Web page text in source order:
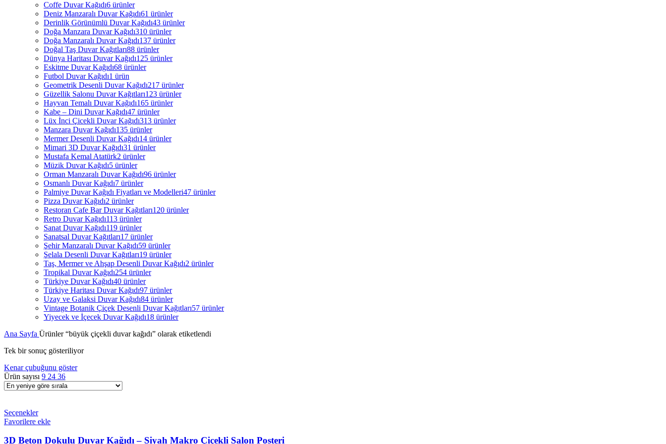
Coffe Duvar Kağıdı6 ürünler
Deniz Manzaralı Duvar Kağıdı61 ürünler
Derinlik Görünümlü Duvar Kağıdı43 ürünler
Doğa Manzara Duvar Kağıdı310 ürünler
Doğa Manzaralı Duvar Kağıdı137 ürünler
Doğal Taş Duvar Kağıtları88 ürünler
Dünya Haritası Duvar Kağıdı125 ürünler
Eskitme Duvar Kağıdı68 ürünler
Futbol Duvar Kağıdı1 ürün
Geometrik Desenli Duvar Kağıdı217 ürünler
Güzellik Salonu Duvar Kağıtları123 ürünler
Hayvan Temalı Duvar Kağıdı165 ürünler
Kabe – Dini Duvar Kağıdı47 ürünler
Lüx İnci Çicekli Duvar Kağıdı313 ürünler
Manzara Duvar Kağıdı135 ürünler
Mermer Desenli Duvar Kağıdı14 ürünler
Mimari 3D Duvar Kağıdı31 ürünler
Mustafa Kemal Atatürk2 ürünler
Müzik Duvar Kağıdı5 ürünler
Orman Manzaralı Duvar Kağıdı96 ürünler
Osmanlı Duvar Kağıdı7 ürünler
Palmiye Duvar Kağıdı Fiyatları ve Modelleri47 ürünler
Pizza Duvar Kağıdı2 ürünler
Restoran Cafe Bar Duvar Kağıtları120 ürünler
Retro Duvar Kağıdı113 ürünler
Sanat Duvar Kağıdı119 ürünler
Sanatsal Duvar Kağıtları17 ürünler
Şehir Manzaralı Duvar Kağıdı59 ürünler
Şelala Desenli Duvar Kağıtları19 ürünler
Taş, Mermer ve Ahşap Desenli Duvar Kağıdı2 ürünler
Tropikal Duvar Kağıdı254 ürünler
Türkiye Duvar Kağıdı40 ürünler
Türkiye Haritası Duvar Kağıdı97 ürünler
Uzay ve Galaksi Duvar Kağıdı84 ürünler
Vintage Botanik Çiçek Desenli Duvar Kağıtları57 ürünler
Yiyecek ve İçecek Duvar Kağıdı18 ürünler
Ana Sayfa Ürünler “büyük çiçekli duvar kağıdı” olarak etiketlendi
Tek bir sonuç gösteriliyor
Kenar çubuğunu göster
Ürün sayısı 9 24 36
Seçenekler
Favorilere ekle
3D Beton Dokulu Duvar Kağıdı – Siyah Makro Çiçekli Salon Posteri